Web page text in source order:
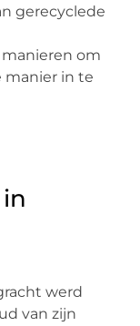
gerecyclede
om
manier in te
werd
van zijn